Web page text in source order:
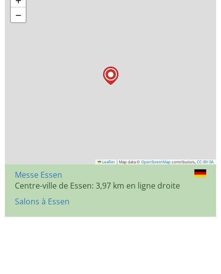
−
Leaflet | Map data © OpenStreetMap contributors, CC-BY-SA
Messe Essen
Centre-ville de Essen: 3,97 km en ligne droite
Salons à Essen